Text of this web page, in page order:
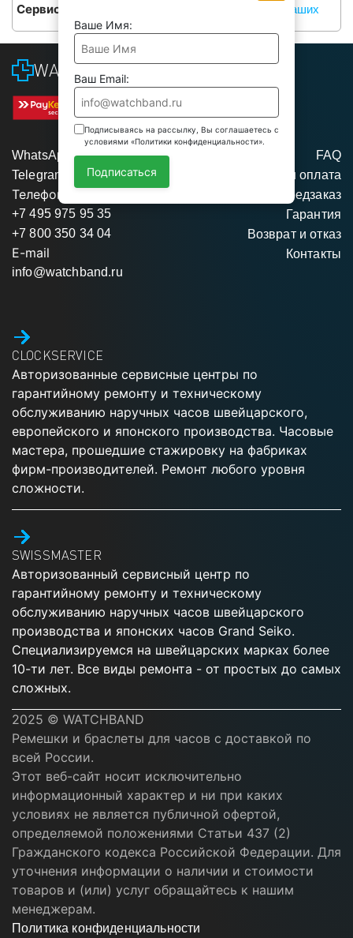
Ваше Имя:
Ваш Email:
Подписываясь на рассылку, Вы соглашаетесь с
условиями «Политики конфиденциальности».
Подписаться
Сервис
Бесплатная установка в наших
WATCHBAND
WhatsApp
Telegram
Телефоны
+7 495 975 95 35
+7 800 350 34 04
E-mail
info@watchband.ru
FAQ
Доставка и оплата
Предзаказ
Гарантия
Возврат и отказ
Контакты
CLOCKSERVICE
Авторизованные сервисные центры по
гарантийному ремонту и техническому
обслуживанию наручных часов швейцарского,
европейского и японского производства. Часовые
мастера, прошедшие стажировку на фабриках
фирм-производителей. Ремонт любого уровня
сложности.
SWISSMASTER
Авторизованный сервисный центр по
гарантийному ремонту и техническому
обслуживанию наручных часов швейцарского
производства и японских часов Grand Seiko.
Специализируемся на швейцарских марках более
10-ти лет. Все виды ремонта - от простых до самых
сложных.
2025 © WATCHBAND
Ремешки и браслеты для часов с доставкой по
всей России.
Этот веб-сайт носит исключительно
информационный характер и ни при каких
условиях не является публичной офертой,
определяемой положениями Статьи 437 (2)
Гражданского кодекса Российской Федерации. Для
уточнения информации о наличии и стоимости
товаров и (или) услуг обращайтесь к нашим
менеджерам.
Политика конфиденциальности